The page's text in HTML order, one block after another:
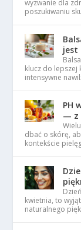
wyzwanie dla
poszukiwaniu
jest
klucz do lepszej
intensywne
PH
— z
dbać o skórę,
kontekście
kwietnia, to
naturalnego